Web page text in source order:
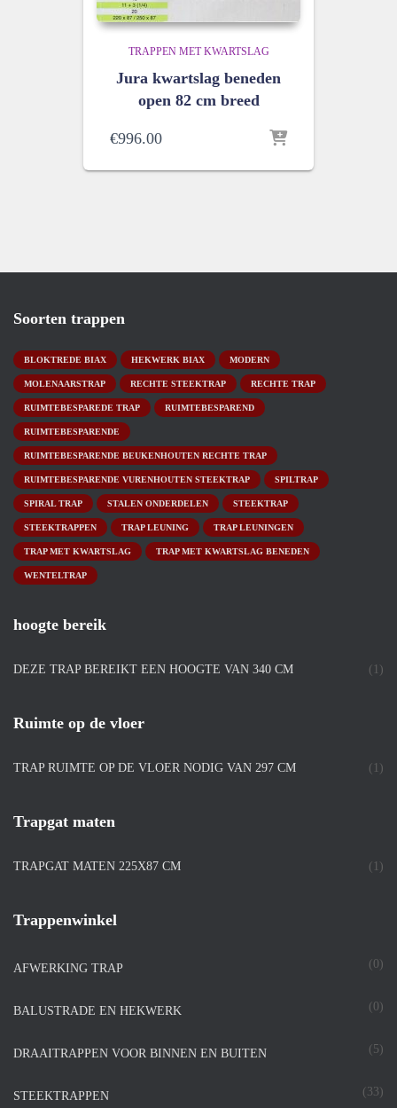
TRAPPEN MET KWARTSLAG
Jura kwartslag beneden
open 82 cm breed
€996.00
Soorten trappen
BLOKTREDE BIAX HEKWERK BIAX MODERN
MOLENAARSTRAP RECHTE STEEKTRAP RECHTE TRAP
RUIMTEBESPAREDE TRAP RUIMTEBESPAREND
RUIMTEBESPARENDE
RUIMTEBESPARENDE BEUKENHOUTEN RECHTE TRAP
RUIMTEBESPARENDE VURENHOUTEN STEEKTRAP SPILTRAP
SPIRAL TRAP STALEN ONDERDELEN STEEKTRAP
STEEKTRAPPEN TRAP LEUNING TRAP LEUNINGEN
TRAP MET KWARTSLAG TRAP MET KWARTSLAG BENEDEN
WENTELTRAP
hoogte bereik
DEZE TRAP BEREIKT EEN HOOGTE VAN 340 CM (1)
Ruimte op de vloer
TRAP RUIMTE OP DE VLOER NODIG VAN 297 CM (1)
Trapgat maten
TRAPGAT MATEN 225X87 CM (1)
Trappenwinkel
AFWERKING TRAP (0)
BALUSTRADE EN HEKWERK (0)
DRAAITRAPPEN VOOR BINNEN EN BUITEN (5)
STEEKTRAPPEN (33)